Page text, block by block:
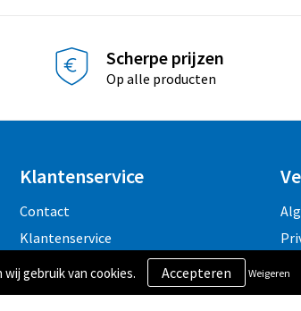
Scherpe prijzen
Op alle producten
Klantenservice
Contact
Klantenservice
gebruik van cookies. Weigeren